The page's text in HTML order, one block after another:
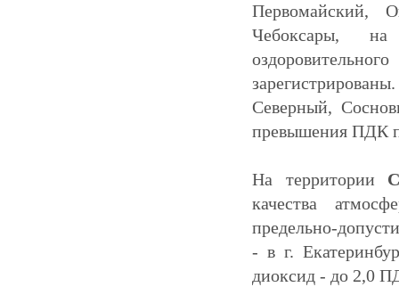
Первомайский,
Чебоксары, на
Северный,
превышения ПДК
На территории
качества
предельно-
- в г.
диоксид - до 2,0